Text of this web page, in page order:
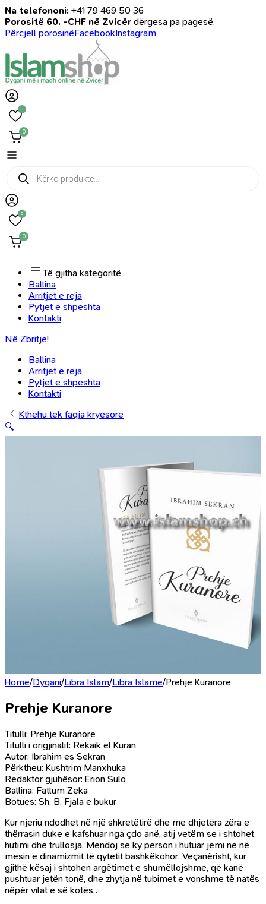
Na telefononi: +41 79 469 50 36
Porositë 60. -CHF në Zvicër dërgesa pa pagesë.
Përcjell porosinëFacebookInstagram
0
0
Products
search
0
0
Të gjitha kategoritë
Ballina
Arritjet e reja
Pytjet e shpeshta
Kontakti
Në Zbritje!
Ballina
Arritjet e reja
Pytjet e shpeshta
Kontakti
Kthehu tek faqja kryesore
🔍
Home/Dyqani/Libra Islam/Libra Islame/Prehje Kuranore
Prehje Kuranore
Titulli: Prehje Kuranore
Titulli i origjinalit: Rekaik el Kuran
Autor: Ibrahim es Sekran
Përktheu: Kushtrim Manxhuka
Redaktor gjuhësor: Erion Sulo
Ballina: Fatlum Zeka
Botues: Sh. B. Fjala e bukur
Kur njeriu ndodhet në një shkretëtirë dhe me dhjetëra zëra e
thërrasin duke e kafshuar nga çdo anë, atij vetëm se i shtohet
hutimi dhe trullosja. Mendoj se ky person i hutuar jemi ne në
mesin e dinamizmit të qytetit bashkëkohor. Veçanërisht, kur
gjithë kësaj i shtohen argëtimet e shumëllojshme, që kanë
pushtuar jetën tonë, dhe zhytja në tubimet e vonshme të natës
nëpër vilat e së kotës…